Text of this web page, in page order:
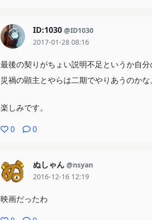
ID:1030 @ID1030
2017-01-28 08:16
最後の契りがちょい説明不足というか自
災禍の顕主とやらは二期でやりあうのかな。
楽しみです。
0
0
ぬしゃん @nsyan
2016-12-16 12:19
映画だったわ